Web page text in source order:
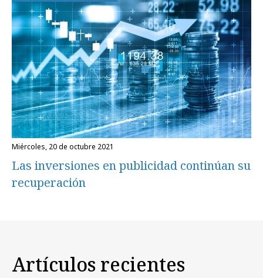
miércoles, 20 de octubre 2021
Las inversiones en publicidad continúan su
recuperación
Artículos recientes